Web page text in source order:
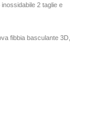
2 taglie e
fibbia basculante 3D,